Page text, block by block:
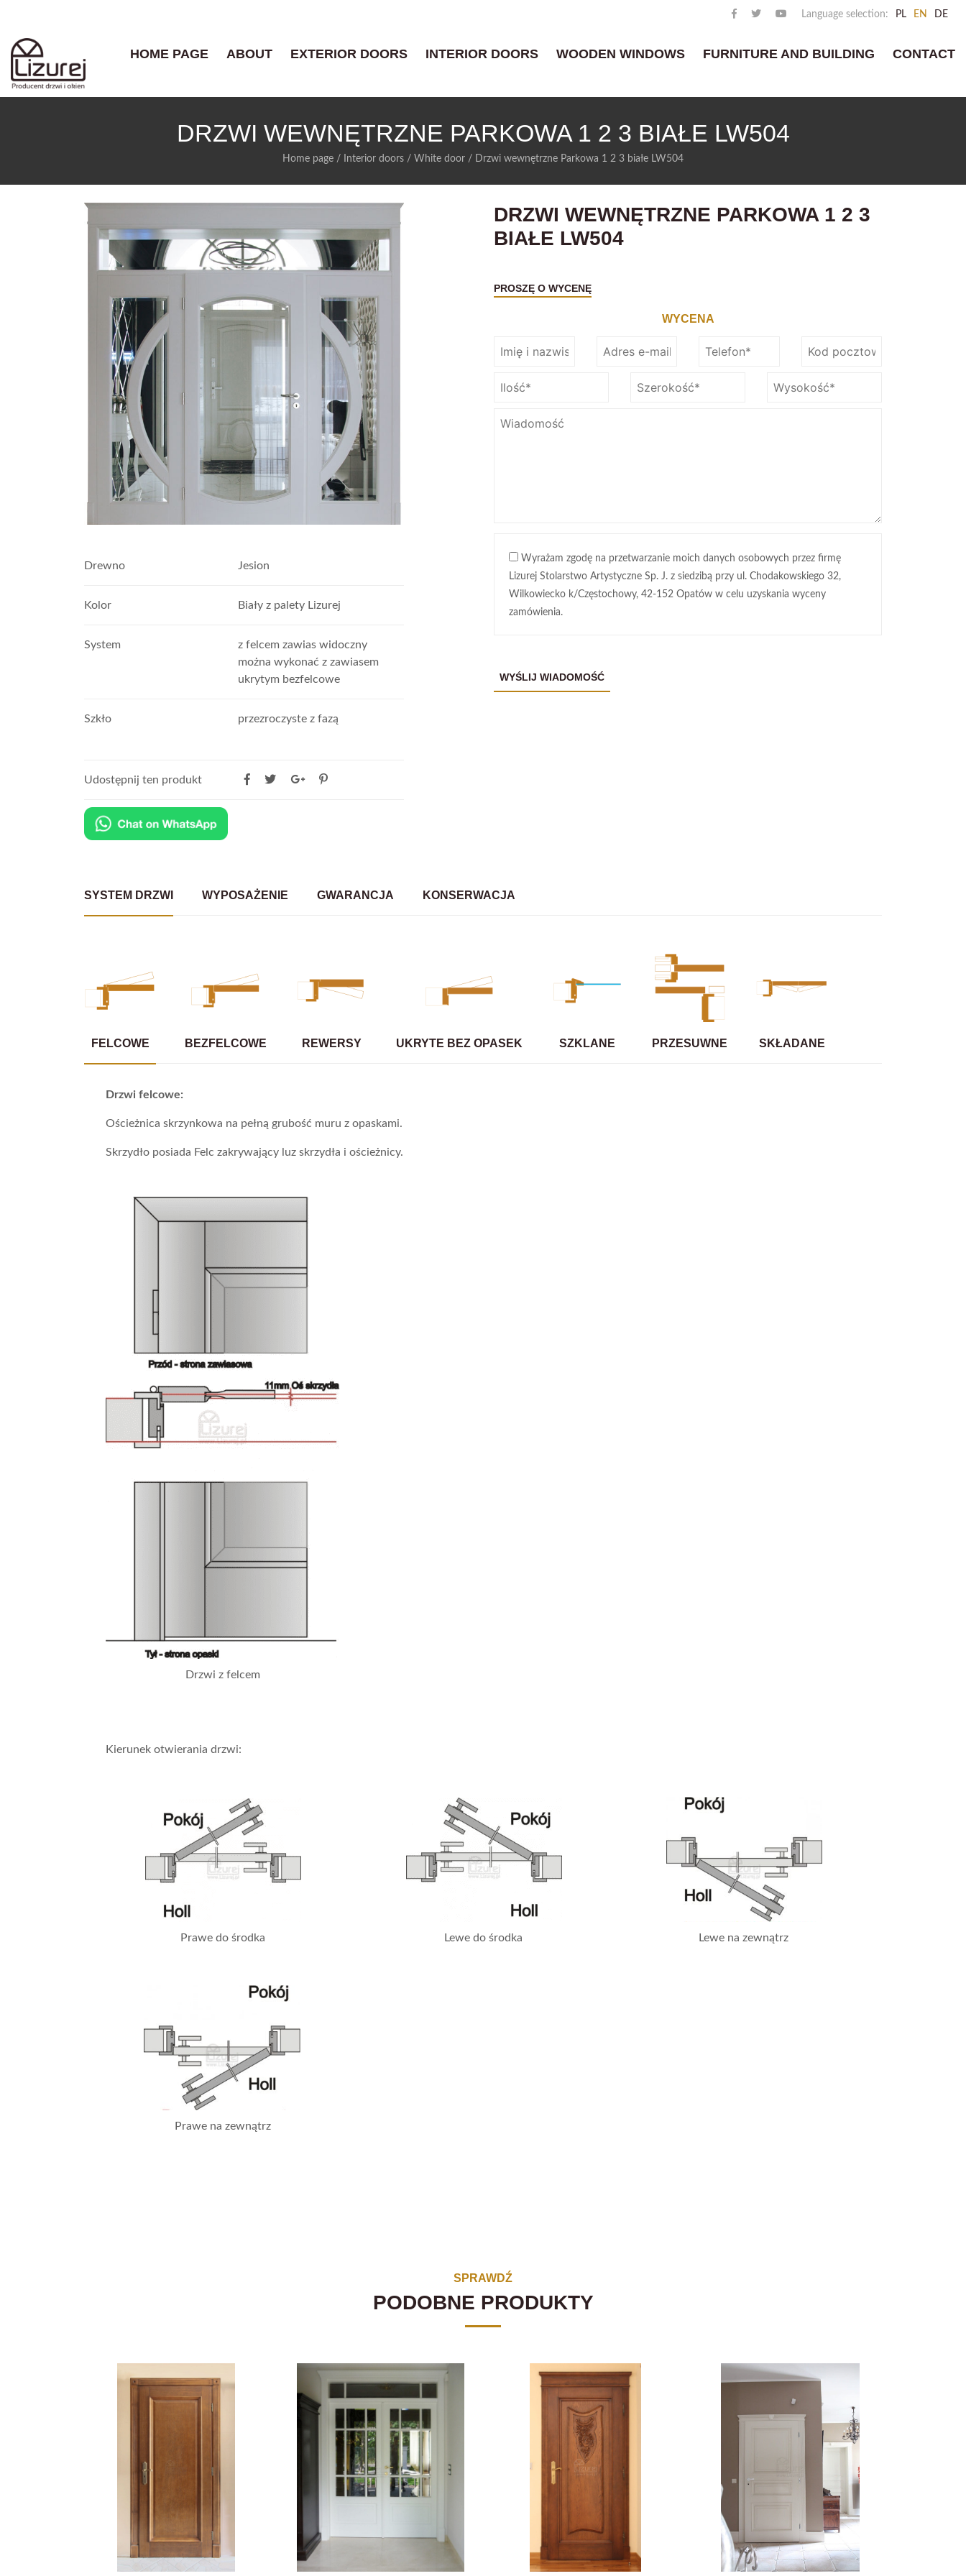
Language selection: PL EN DE
HOME PAGE ABOUT EXTERIOR DOORS INTERIOR DOORS WOODEN WINDOWS FURNITURE AND BUILDING CONTACT
DRZWI WEWNĘTRZNE PARKOWA 1 2 3 BIAŁE LW504
Home page / Interior doors / White door / Drzwi wewnętrzne Parkowa 1 2 3 białe LW504
Drewno Jesion
Kolor Biały z palety Lizurej
System
z felcem zawias widoczny
można wykonać z zawiasem
ukrytym bezfelcowe
Szkło przezroczyste z fazą
Udostępnij ten produkt
DRZWI WEWNĘTRZNE PARKOWA 1 2 3
BIAŁE LW504
PROSZĘ O WYCENĘ
WYCENA
Wyrażam zgodę na przetwarzanie moich danych osobowych przez firmę
Lizurej Stolarstwo Artystyczne Sp. J. z siedzibą przy ul. Chodakowskiego 32,
Wilkowiecko k/Częstochowy, 42-152 Opatów w celu uzyskania wyceny
zamówienia.
SYSTEM DRZWI WYPOSAŻENIE GWARANCJA KONSERWACJA
FELCOWE BEZFELCOWE REWERSY UKRYTE BEZ OPASEK SZKLANE PRZESUWNE SKŁADANE
Drzwi felcowe:
Ościeżnica skrzynkowa na pełną grubość muru z opaskami.
Skrzydło posiada Felc zakrywający luz skrzydła i ościeżnicy.
Drzwi z felcem
Kierunek otwierania drzwi:
Prawe do środka Lewe do środka Lewe na zewnątrz
Prawe na zewnątrz
SPRAWDŹ
PODOBNE PRODUKTY